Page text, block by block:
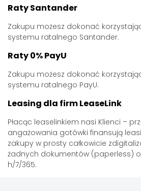
Raty Santander
Zakupu możesz dokonać
systemu ratalnego Santander.
Raty 0% PayU
Zakupu możesz dokonać
systemu ratalnego PayU.
Leasing dla firm LeaseLink
Płacąc leaselinkiem nasi Klienci –
angażowania gotówki finansują
zakupy w prosty całkowicie
żadnych dokumentów (paperless)
h/7/365.